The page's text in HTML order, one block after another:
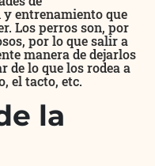
entrenamiento que
Los perros son, por
por lo que salir a
manera de dejarlos
lo que los rodea a
el tacto, etc.
la